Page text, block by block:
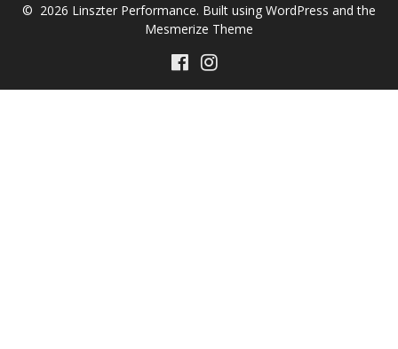
© 2026 Linszter Performance. Built using WordPress and the
Mesmerize Theme